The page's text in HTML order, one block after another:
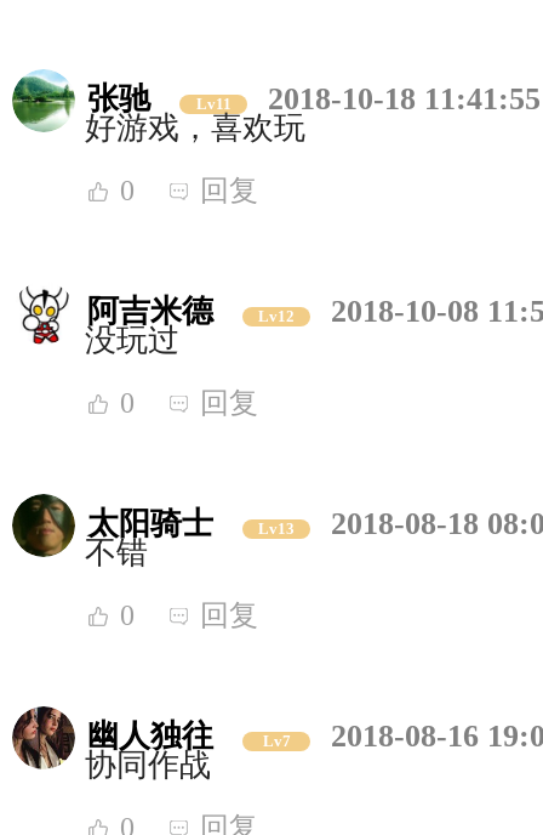
张驰 Lv11
2018-10-18 11:41:55
好游戏，喜欢玩
0 回复
阿吉米德 Lv12
2018-10-08
没玩过
0 回复
太阳骑士 Lv13
2018-08-18
不错
0 回复
幽人独往 Lv7
2018-08-16
协同作战
0 回复